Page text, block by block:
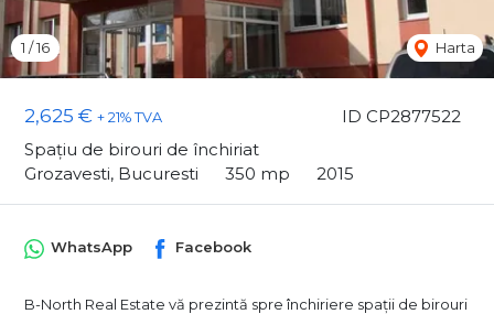
ID CP2877522
2,625 € + 21% TVA
Spațiu de birouri de închiriat
Grozavesti, Bucuresti
350 mp 2015
1 /16 Harta
WhatsApp Facebook
B-North Real Estate vă prezintă spre închiriere spații de birouri